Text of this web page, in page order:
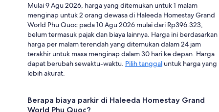
Mulai 9 Agu 2026, harga yang ditemukan untuk 1 malam
menginap untuk 2 orang dewasa di Haleeda Homestay Grand
World Phu Quoc pada 10 Agu 2026 mulai dari Rp396.323,
belum termasuk pajak dan biaya lainnya. Harga ini berdasarkan
harga per malam terendah yang ditemukan dalam 24 jam
terakhir untuk masa menginap dalam 30 hari ke depan. Harga
dapat berubah sewaktu-waktu. Pilih tanggal untuk harga yang
lebih akurat.
Berapa biaya parkir di Haleeda Homestay Grand
World Phu Quoc?